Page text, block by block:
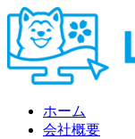
ホーム
会社概要